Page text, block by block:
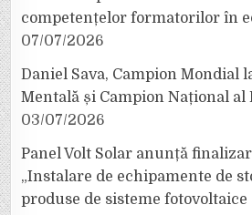
competențelor formatorilor în
07/07/2026
Daniel Sava, Campion Mondial
Mentală și Campion Național al
03/07/2026
Panel Volt Solar anunță
„Instalare de echipamente de
produse de sisteme